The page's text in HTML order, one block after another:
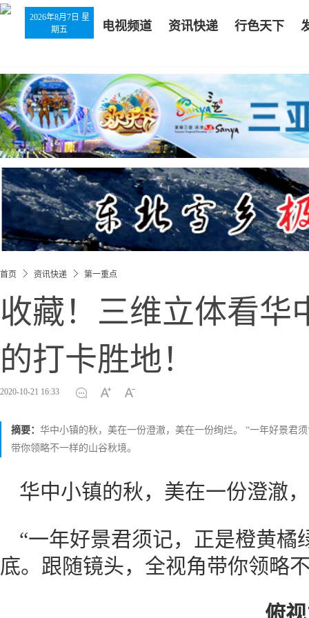
2026年8月7日 星
期五
电视频道 资讯快递 行色天下
首页 资讯快递 第一重点
收藏！三维立体看华
的打卡胜地！
2020-10-21 16:33
摘要： 华中小镇的秋，美在一份澄澈，美在一份绚烂。 “一年好景君
带你领略不一样的山谷秋境。
华中小镇的秋，美在一份澄澈
“一年好景君须记，正是橙黄橘
底。跟随镜头，全视角带你领略